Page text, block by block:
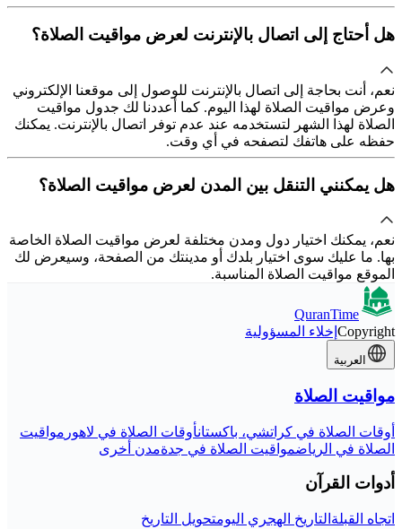
هل أحتاج إلى اتصال بالإنترنت لعرض مواقيت الصلاة؟
نعم، أنت بحاجة إلى اتصال بالإنترنت للوصول إلى موقعنا الإلكتروني
وعرض مواقيت الصلاة لهذا اليوم. كما أعددنا لك جدول مواقيت
الصلاة لهذا الشهر لتستخدمه عند عدم توفر اتصال بالإنترنت. يمكنك
حفظه على هاتفك لتصفحه في أي وقت.
هل يمكنني التنقل بين المدن لعرض مواقيت الصلاة؟
نعم، يمكنك اختيار دول ومدن مختلفة لعرض مواقيت الصلاة الخاصة
بها. ما عليك سوى اختيار بلدك أو مدينتك من الصفحة، وسيعرض لك
الموقع مواقيت الصلاة المناسبة.
QuranTime
Copyright إخلاء المسؤولية
العربية
مواقيت الصلاة
أوقات الصلاة في كراتشي، باكستانأوقات الصلاة في لاهور مواقيت
الصلاة في الرياضمواقيت الصلاة في جدةمدن أخرى
أدوات القرآن
اتجاه القبلة التاريخ الهجري اليومتحويل التاريخ